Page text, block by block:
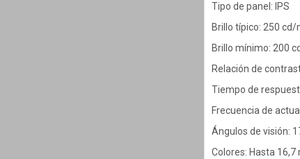
Tipo de panel: IPS
Brillo típico: 250 cd/
Brillo mínimo: 200
Relación de
Tiempo de
Frecuencia de
Ángulos de visión:
Colores: Hasta 16,7